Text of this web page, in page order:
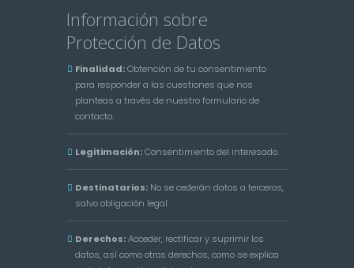
Información sobre
Protección de Datos
Finalidad:Obtención de tu consentimiento
para responder a las cuestiones que nos
planteas a través de nuestro formulario de
contacto.
Legitimación:Consentimiento del interesado.
Destinatarios: No se cederán datos a terceros,
salvo obligación legal.
Derechos:Acceder, rectificar y suprimir los
datos, así como otros derechos, como se explica